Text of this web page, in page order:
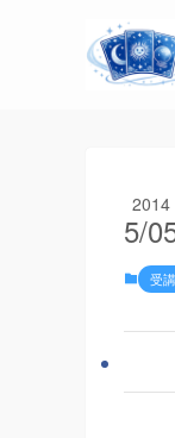
2014
5/
受